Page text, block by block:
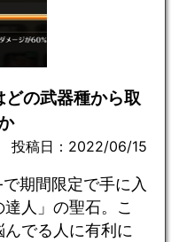
どの武器種から取
投稿日：2022/06/15
期間限定で手に入
人」の聖石。こ
でる人に有利に